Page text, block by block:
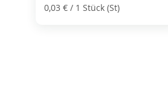
0,03 € / 1 Stück (St)